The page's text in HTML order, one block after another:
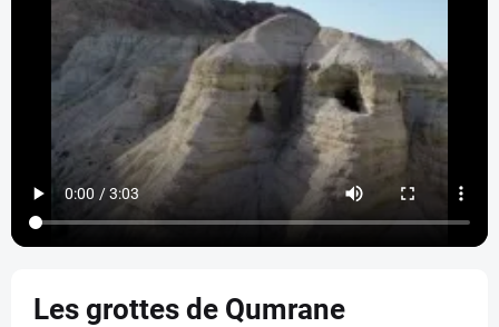
Les grottes de Qumrane